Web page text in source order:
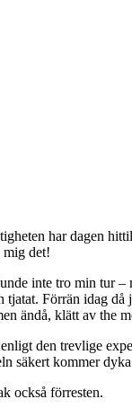
har dagen
mig det!
inte tro min tur
Förrän idag
ändå, klätt av the
den trevlige
säkert kommer
också förresten.